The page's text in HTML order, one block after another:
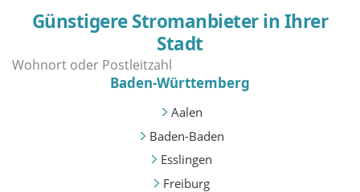
Günstigere Stromanbieter in Ihrer
Stadt
Baden-Württemberg
Aalen
Baden-Baden
Esslingen
Freiburg